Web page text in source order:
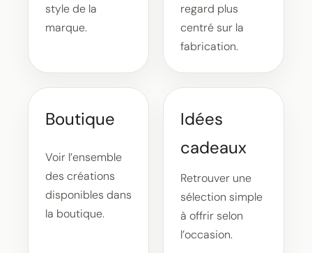
style de la
marque.
regard plus
centré sur la
fabrication.
Boutique
Voir l’ensemble
des créations
disponibles dans
la boutique.
Idées
cadeaux
Retrouver une
sélection simple
à offrir selon
l’occasion.